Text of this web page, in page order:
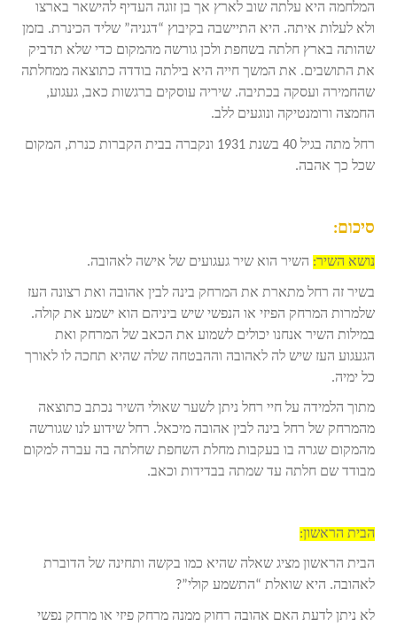
המלחמה היא עלתה שוב לארץ אך בן זוגה העדיף להישאר בארצו
ולא לעלות איתה. היא התיישבה בקיבוץ “דגניה” שליד הכינרת. בזמן
שהותה בארץ חלתה בשחפת ולכן גורשה מהמקום כדי שלא תדביק
את התושבים. את המשך חייה היא בילתה בודדה כתוצאה ממחלתה
שהחמירה ועסקה בכתיבה. שיריה עוסקים ברגשות כאב, געגוע,
החמצה ורומנטיקה ונוגעים ללב.
רחל מתה בגיל 40 בשנת 1931 ונקברה בבית הקברות כנרת, המקום
שכל כך אהבה.
סיכום:
נושא השיר: השיר הוא שיר געגועים של אישה לאהובה.
בשיר זה רחל מתארת את המרחק בינה לבין אהובה ואת רצונה העז
שלמרות המרחק הפיזי או הנפשי שיש ביניהם הוא ישמע את קולה.
במילות השיר אנחנו יכולים לשמוע את הכאב של המרחק ואת
הגעגוע העז שיש לה לאהובה וההבטחה שלה שהיא תחכה לו לאורך
כל ימיה.
מתוך הלמידה על חיי רחל ניתן לשער שאולי השיר נכתב כתוצאה
מהמרחק של רחל בינה לבין אהובה מיכאל. רחל שידוע לנו שגורשה
מהמקום שגרה בו בעקבות מחלת השחפת שחלתה בה עברה למקום
מבודד שם חלתה עד שמתה בבדידות וכאב.
הבית הראשון:
הבית הראשון מציג שאלה שהיא כמו בקשה ותחינה של הדוברת
לאהובה. היא שואלת “התשמע קולי”?
לא ניתן לדעת האם אהובה רחוק ממנה מרחק פיזי או מרחק נפשי